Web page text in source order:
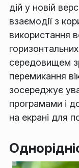
дій у новій
взаємодії з
використання
середовищем
перемикання
зосереджує
програмами і
на екрані для